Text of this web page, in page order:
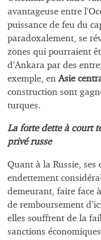
avantageuse entre
puissance de feu du
paradoxalement, se
zones qui pourraient
d’Ankara par des
exemple, en Asie
construction sont
turques.
La forte dette à court
privé russe
Quant à la Russie,
endettement
demeurant, faire face
de remboursement
elles souffrent de la
sanctions